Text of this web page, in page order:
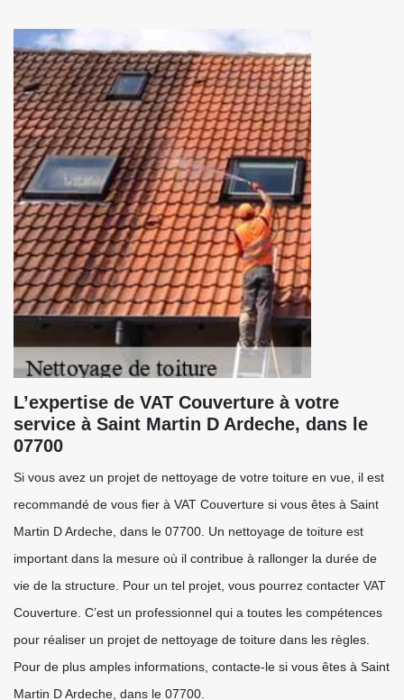
L’expertise de VAT Couverture à votre
service à Saint Martin D Ardeche, dans le
07700
Si vous avez un projet de nettoyage de votre toiture en vue, il est
recommandé de vous fier à VAT Couverture si vous êtes à Saint
Martin D Ardeche, dans le 07700. Un nettoyage de toiture est
important dans la mesure où il contribue à rallonger la durée de
vie de la structure. Pour un tel projet, vous pourrez contacter VAT
Couverture. C’est un professionnel qui a toutes les compétences
pour réaliser un projet de nettoyage de toiture dans les règles.
Pour de plus amples informations, contacte-le si vous êtes à Saint
Martin D Ardeche, dans le 07700.